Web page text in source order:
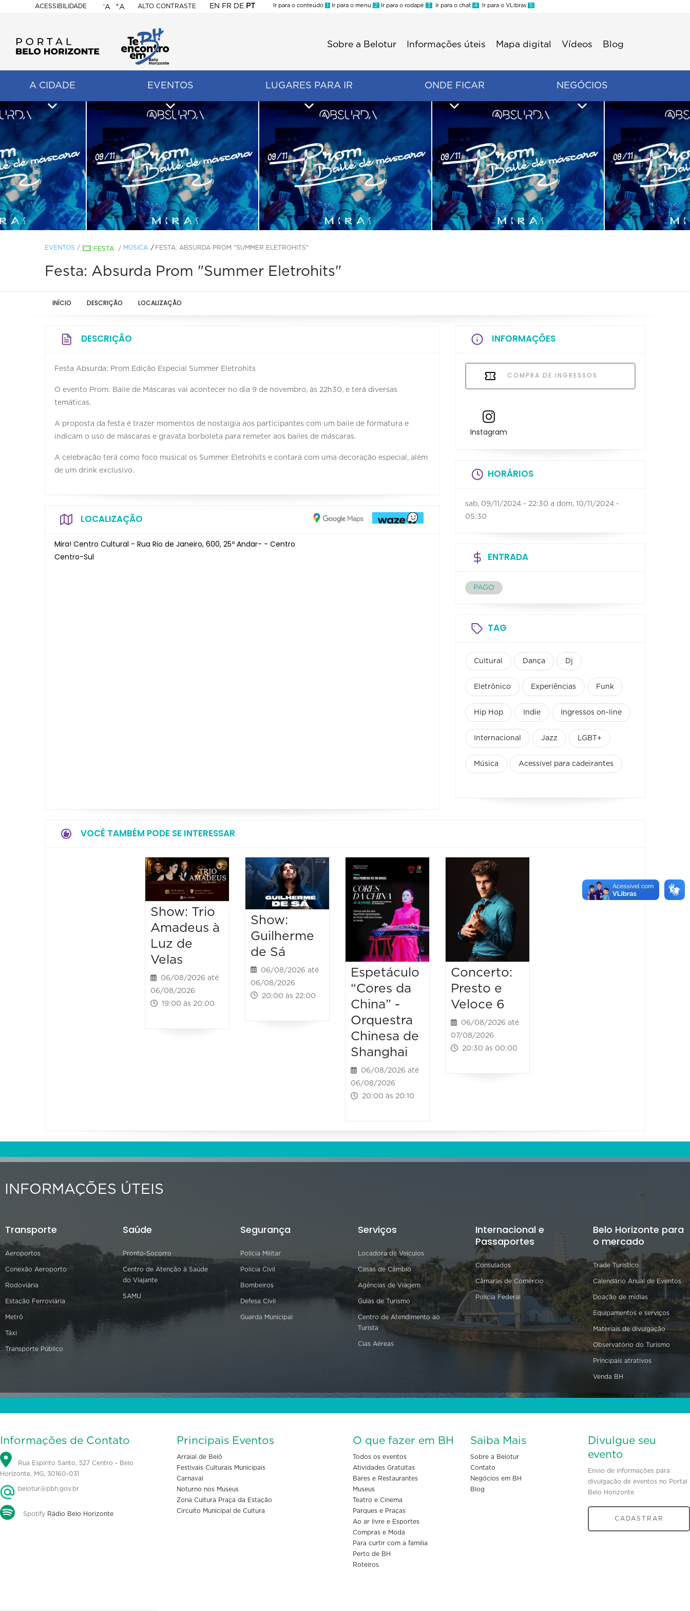
ACESSIBILIDADE
BELO
HORIZONTE
-A +A ALTO CONTRASTE EN FR DE PT
Ir para o conteúdo 1 Ir para o menu 2 Ir para o rodapé 3 Ir para o chat 4 Ir para o VLibras 5
Sobre a Belotur Informações úteis Mapa digital Vídeos Blog
A CIDADE EVENTOS LUGARES PARA IR ONDE FICAR NEGÓCIOS
EVENTOS / FESTA / MÚSICA FESTA: ABSURDA PROM "SUMMER ELETROHITS"
Festa: Absurda Prom "Summer Eletrohits"
INÍCIO DESCRIÇÃO LOCALIZAÇÃO
DESCRIÇÃO
Festa Absurda: Prom Edição Especial Summer Eletrohits
O evento Prom: Baile de Máscaras vai acontecer no dia 9 de novembro, às 22h30, e terá diversas
temáticas.
A proposta da festa é trazer momentos de nostalgia aos participantes com um baile de formatura e
indicam o uso de máscaras e gravata borboleta para remeter aos bailes de máscaras.
A celebração terá como foco musical os Summer Eletrohits e contará com uma decoração especial, além
de um drink exclusivo.
LOCALIZAÇÃO
Mira! Centro Cultural - Rua Rio de Janeiro, 600, 25º Andar- - Centro
Centro-Sul
INFORMAÇÕES
COMPRA DE INGRESSOS
Instagram
HORÁRIOS
sab, 09/11/2024 - 22:30 a dom, 10/11/2024 -
05:30
ENTRADA
PAGO
TAG
Cultural Dança Dj
Eletrônico Experiências Funk
Hip Hop Indie Ingressos on-line
Internacional Jazz LGBT+
Música Acessível para cadeirantes
VOCÊ TAMBÉM PODE SE INTERESSAR
Show: Trio
Amadeus à
Luz de
Velas
06/08/2026 até
06/08/2026
19:00 às 20:00
Show:
Guilherme
de Sá
06/08/2026 até
06/08/2026
20:00 às 22:00
Espetáculo
“Cores da
China” -
Orquestra
Chinesa de
Shanghai
06/08/2026 até
06/08/2026
20:00 às 20:10
Concerto:
Presto e
Veloce 6
06/08/2026 até
07/08/2026
20:30 às 00:00
Bosco
06/08/2026 até
anos
INFORMAÇÕES ÚTEIS
Transporte
Aeroportos
Conexão Aeroporto
Rodoviária
Estação Ferroviária
Metrô
Táxi
Transporte Público
Saúde
Pronto-Socorro
Centro de Atenção à Saúde
do Viajante
SAMU
Segurança
Polícia Militar
Polícia Civil
Bombeiros
Defesa Civil
Guarda Municipal
Serviços
Locadora de Veículos
Casas de Câmbio
Agências de Viagem
Guias de Turismo
Centro de Atendimento ao
Turista
Cias Aéreas
Internacional e
Passaportes
Consulados
Câmaras de Comércio
Polícia Federal
Belo Horizonte para
o mercado
Trade Turístico
Calendário Anual de Eventos
Doação de mídias
Equipamentos e serviços
Materiais de divulgação
Observatório do Turismo
Principais atrativos
Venda BH
Informações de Contato
Rua Espírito Santo, 527 Centro - Belo
Horizonte, MG, 30160-031
belotur@pbh.gov.br
Spotify Rádio Belo Horizonte
Principais Eventos
Arraial de Belô
Festivais Culturais Municipais
Carnaval
Noturno nos Museus
Zona Cultura Praça da Estação
Circuito Municipal de Cultura
O que fazer em BH
Todos os eventos
Atividades Gratuitas
Bares e Restaurantes
Museus
Teatro e Cinema
Parques e Praças
Ao ar livre e Esportes
Compras e Moda
Para curtir com a familia
Perto de BH
Roteiros
Saiba Mais
Sobre a Belotur
Contato
Negócios em BH
Blog
Divulgue seu
evento
Envio de informações para
divulgação de eventos no Portal
Belo Horizonte
CADASTRAR